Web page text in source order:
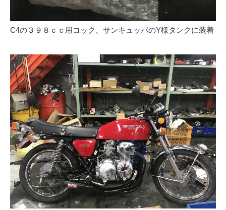
C4の３９８ｃｃ用コック、サンキュッパのY様タンクに装着